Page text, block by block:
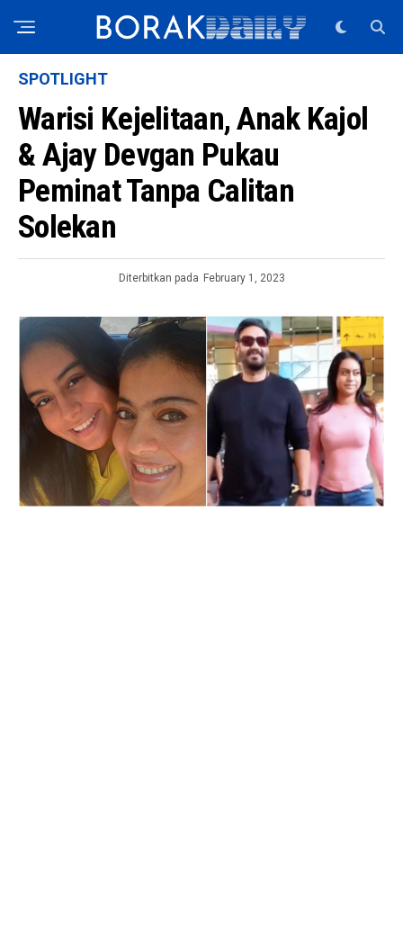
SPOTLIGHT
Warisi Kejelitaan, Anak Kajol
& Ajay Devgan Pukau
Peminat Tanpa Calitan
Solekan
Diterbitkan pada February 1, 2023